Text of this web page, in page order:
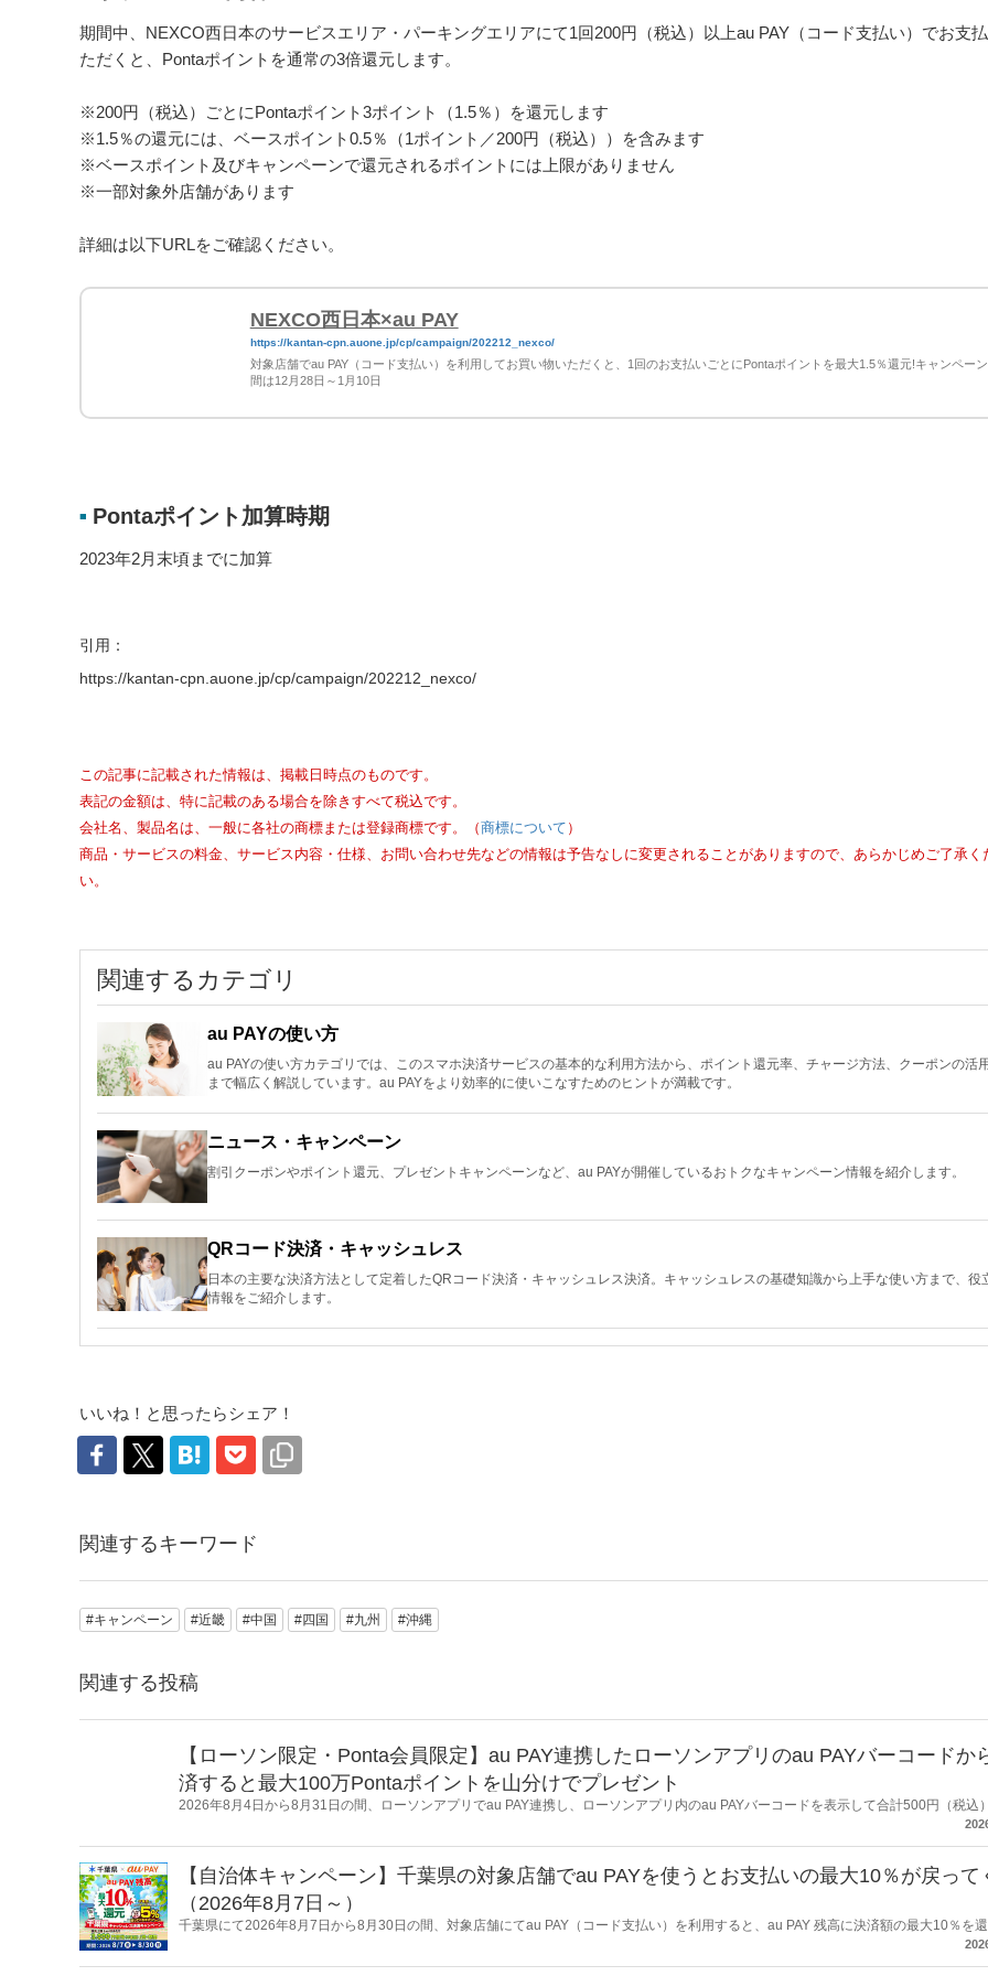
期間中、NEXCO西日本のサービスエリア・パーキングエリアにて1回200円（税込）以上au PAY（コード支払い）でお支
ただくと、Pontaポイントを通常の3倍還元します。
※200円（税込）ごとにPontaポイント3ポイント（1.5％）を還元します
※1.5％の還元には、ベースポイント0.5％（1ポイント／200円（税込））を含みます
※ベースポイント及びキャンペーンで還元されるポイントには上限がありません
※一部対象外店舗があります
詳細は以下URLをご確認ください。
NEXCO西日本×au PAY
https://kantan-cpn.auone.jp/cp/campaign/202212_nexco/
対象店舗でau PAY（コード支払い）を利用してお買い物いただくと、1回のお支払いごとにPontaポイントを最大1.5％還元!キャンペー
間は12月28日～1月10日
■ Pontaポイント加算時期
2023年2月末頃までに加算
引用：
https://kantan-cpn.auone.jp/cp/campaign/202212_nexco/
この記事に記載された情報は、掲載日時点のものです。
表記の金額は、特に記載のある場合を除きすべて税込です。
会社名、製品名は、一般に各社の商標または登録商標です。（ 商標について ）
商品・サービスの料金、サービス内容・仕様、お問い合わせ先などの情報は予告なしに変更されることがありますので、あらかじめご了承く
い。
関連するカテゴリ
au PAYの使い方
au PAYの使い方カテゴリでは、このスマホ決済サービスの基本的な利用方法から、ポイント還元率、チャージ方法、クーポンの活
まで幅広く解説しています。au PAYをより効率的に使いこなすためのヒントが満載です。
ニュース・キャンペーン
割引クーポンやポイント還元、プレゼントキャンペーンなど、au PAYが開催しているおトクなキャンペーン情報を紹介します。
QRコード決済・キャッシュレス
日本の主要な決済方法として定着したQRコード決済・キャッシュレス決済。キャッシュレスの基礎知識から上手な使い方まで、役
情報をご紹介します。
いいね！と思ったらシェア！
関連するキーワード
#キャンペーン #近畿 #中国 #四国 #九州 #沖縄
関連する投稿
【ローソン限定・Ponta会員限定】au PAY連携したローソンアプリのau PAYバーコードか
済すると最大100万Pontaポイントを山分けでプレゼント
2026年8月4日から8月31日の間、ローソンアプリでau PAY連携し、ローソンアプリ内のau PAYバーコードを表示して合計500円（税込
【自治体キャンペーン】千葉県の対象店舗でau PAYを使うとお支払いの最大10％が戻って
（2026年8月7日～）
千葉県にて2026年8月7日から8月30日の間、対象店舗にてau PAY（コード支払い）を利用すると、au PAY 残高に決済額の最大10％を